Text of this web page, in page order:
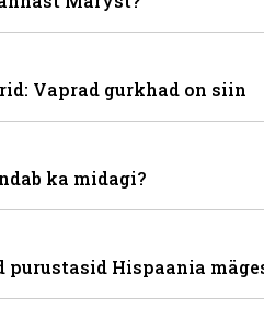
Vaprad gurkhad on siin
ka midagi?
purustasid Hispaania